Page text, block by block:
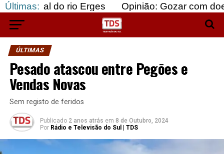
Últimas:
rio Erges Opinião: Gozar com doentes e
ÚLTIMAS
Pesado atascou entre Pegōes e
Vendas Novas
Sem registo de feridos
Publicado 2 anos atrás em 8 de Outubro, 2024
Por Rádio e Televisão do Sul | TDS